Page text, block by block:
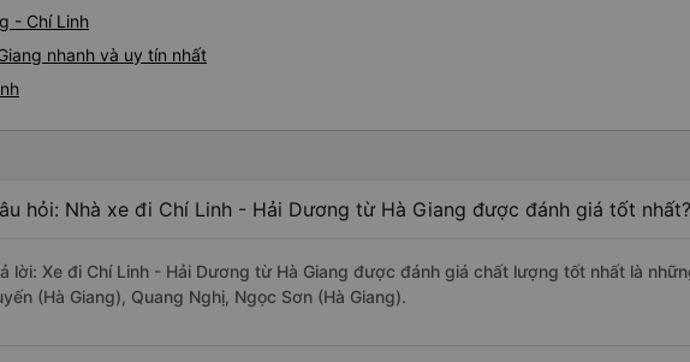
- Chí Linh
nhanh và uy tín nhất
hỏi: Nhà xe đi Chí Linh - Hải Dương từ Hà Giang được đánh giá tốt nhất?
lời: Xe đi Chí Linh - Hải Dương từ Hà Giang được đánh giá chất lượng tốt nhất là
(Hà Giang), Quang Nghị, Ngọc Sơn (Hà Giang).